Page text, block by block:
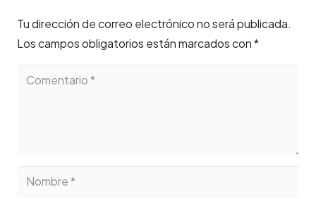
Tu dirección de correo electrónico no será publicada.
Los campos obligatorios están marcados con*